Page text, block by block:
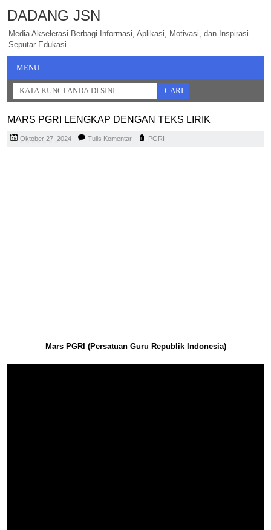
DADANG JSN
Media Akselerasi Berbagi Informasi, Aplikasi, Motivasi, dan Inspirasi
Seputar Edukasi.
MENU
MARS PGRI LENGKAP DENGAN TEKS LIRIK
Oktober 27, 2024 Tulis Komentar PGRI
Mars PGRI (Persatuan Guru Republik Indonesia)